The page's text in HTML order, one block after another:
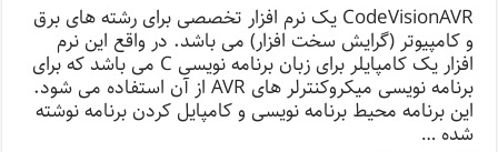
CodeVisionAVR یک نرم افزار تخصصی برای رشته های برق
و کامپیوتر (گرایش سخت افزار) می باشد. در واقع این نرم
افزار یک کامپایلر برای زبان برنامه نویسی C می باشد که برای
برنامه نویسی میکروکنترلر های AVR از آن استفاده می شود.
این برنامه محیط برنامه نویسی و کامپایل کردن برنامه نوشته
شده …